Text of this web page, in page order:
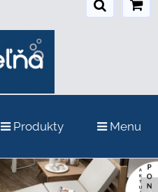
Produkty Menu